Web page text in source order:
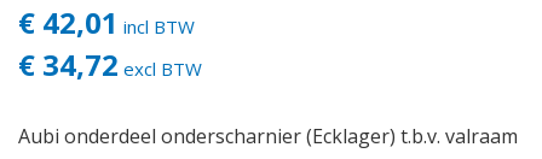
€ 42,01 incl BTW
€ 34,72 excl BTW
Aubi onderdeel onderscharnier (Ecklager) t.b.v. valraam